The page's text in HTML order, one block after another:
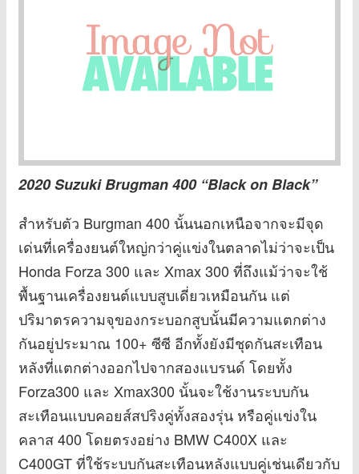
2020 Suzuki Brugman 400 “Black on Black”
สำหรับตัว Burgman 400 นั้นนอกเหนือจากจะมีจุด
เด่นที่เครื่องยนต์ใหญ่กว่าคู่แข่งในตลาดไม่ว่าจะเป็น
Honda Forza 300 และ Xmax 300 ที่ถึงแม้ว่าจะใช้
พื้นฐานเครื่องยนต์แบบสูบเดี่ยวเหมือนกัน แต่
ปริมาตรความจุของกระบอกสูบนั้นมีความแตกต่าง
กันอยู่ประมาณ 100+ ซีซี อีกทั้งยังมีชุดกันสะเทือน
หลังที่แตกต่างออกไปจากสองแบรนด์ โดยทั้ง
Forza300 และ Xmax300 นั้นจะใช้งานระบบกัน
สะเทือนแบบคอยส์สปริงคู่ทั้งสองรุ่น หรือคู่แข่งใน
คลาส 400 โดยตรงอย่าง BMW C400X และ
C400GT ที่ใช้ระบบกันสะเทือนหลังแบบคู่เช่นเดียวกับ